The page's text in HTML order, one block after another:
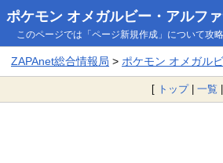
ポケモン オメガルビー・アルフ
このページでは「ページ新規作成」について攻略
ZAPAnet総合情報局 > ポケモン オメガル
[ トップ| 一覧 |